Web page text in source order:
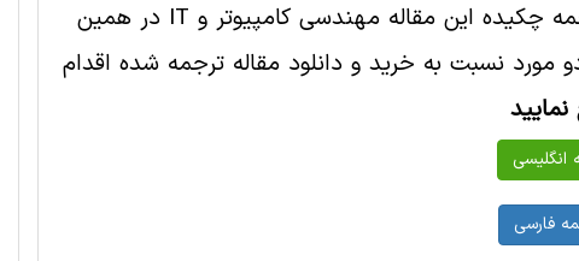
فایل انگلیسی این مقاله با شناسه 2001561 رایگان است. ترجمه چکیده این مقاله مهندسی کامپیوتر و IT در همین
نسبت به خرید و دانلود مقاله ترجمه شده اقدام